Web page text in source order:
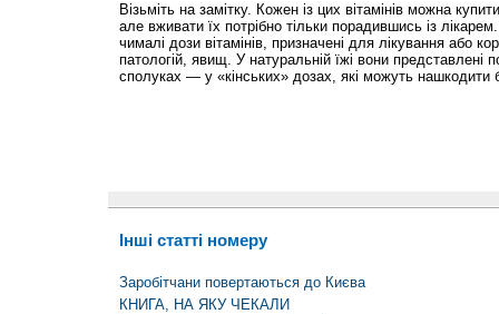
Візьміть на замітку. Кожен із цих вітамінів можна
але вживати їх потрібно тільки порадившись із
чималі дози вітамінів, призначені для лікування або
патологій, явищ. У натуральній їжі вони представлені
сполуках — у «кінських» дозах, які можуть нашкодити
Інші статті номеру
Заробітчани повертаються до Києва
КНИГА, НА ЯКУ ЧЕКАЛИ